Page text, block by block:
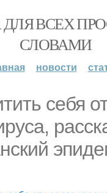
ВСЕХ
СЛОВАМИ
новости
себя